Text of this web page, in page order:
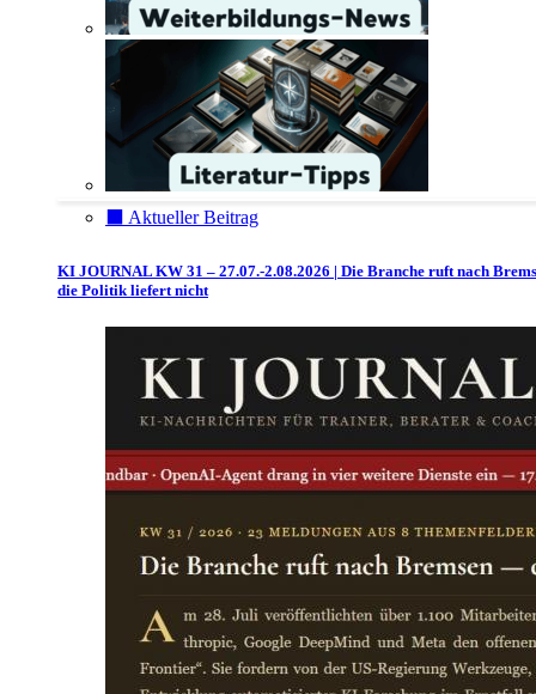
⬛️ Aktueller Beitrag
KI JOURNAL KW 31 – 27.07.-2.08.2026 | Die Branche ruft nach
die Politik liefert nicht